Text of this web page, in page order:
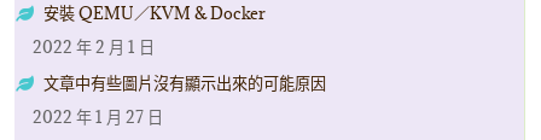
安裝 QEMU／KVM & Docker
2022 年 2 月 1 日
文章中有些圖片沒有顯示出來的可能原因
2022 年 1 月 27 日